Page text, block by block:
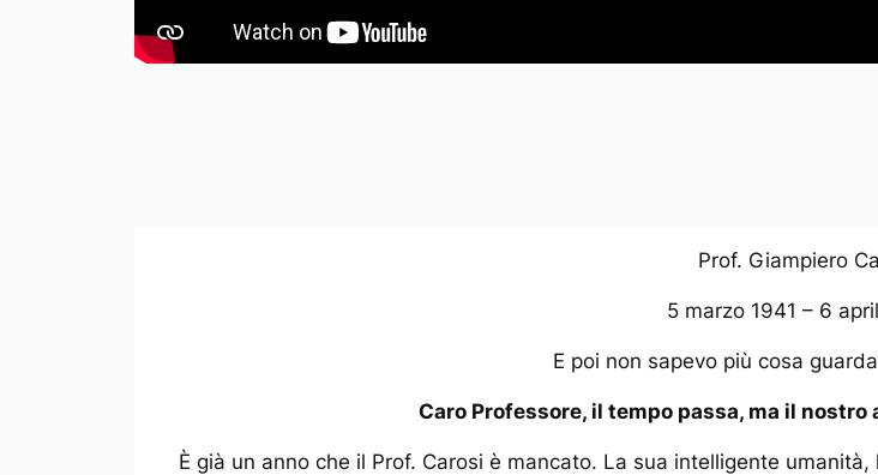
Prof. Giampiero
5 marzo 1941 – 6
E poi non sapevo più cosa
Caro Professore, il tempo passa, ma il
È già un anno che il Prof. Carosi è mancato. La sua intelligente